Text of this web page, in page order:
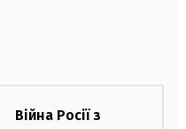
Війна Росії з